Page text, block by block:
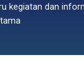
kegiatan dan